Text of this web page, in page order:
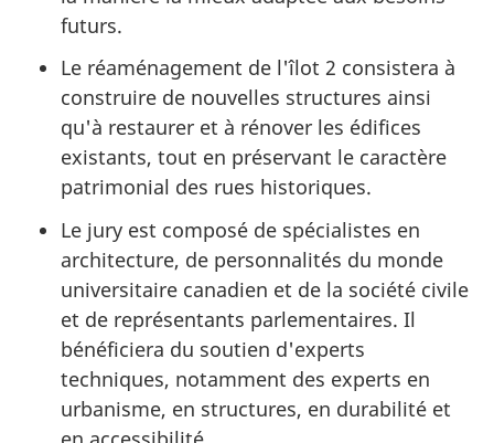
futurs.
Le réaménagement de l'îlot 2 consistera à
construire de nouvelles structures ainsi
qu'à restaurer et à rénover les édifices
existants, tout en préservant le caractère
patrimonial des rues historiques.
Le jury est composé de spécialistes en
architecture, de personnalités du monde
universitaire canadien et de la société civile
et de représentants parlementaires. Il
bénéficiera du soutien d'experts
techniques, notamment des experts en
urbanisme, en structures, en durabilité et